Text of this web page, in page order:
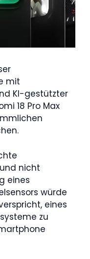
mit
KI-gestützter
18 Pro Max
nicht
eines
würde
eines
zu